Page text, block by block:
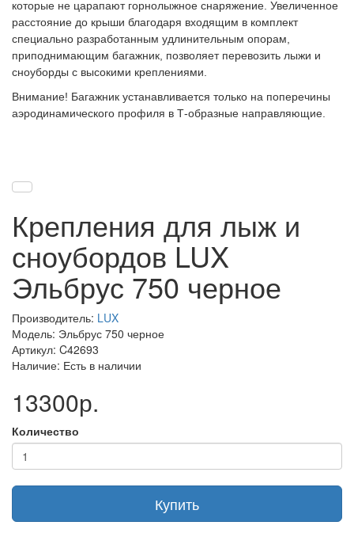
которые не царапают горнолыжное снаряжение. Увеличенное
расстояние до крыши благодаря входящим в комплект
специально разработанным удлинительным опорам,
приподнимающим багажник, позволяет перевозить лыжи и
сноуборды с высокими креплениями.
Внимание! Багажник устанавливается только на поперечины
аэродинамического профиля в Т-образные направляющие.
Крепления для лыж и
сноубордов LUX
Эльбрус 750 черное
Производитель: LUX
Модель: Эльбрус 750 черное
Артикул: C42693
Наличие: Есть в наличии
13300р.
Количество
Купить